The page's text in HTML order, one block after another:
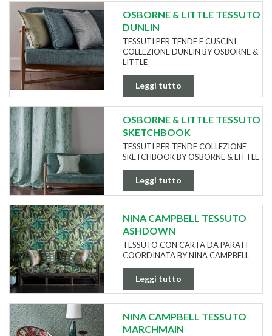
OSBORNE & LITTLE TESSUTO
DUNLIN
TESSUTI PER TENDE E CUSCINI
COLLEZIONE DUNLIN BY OSBORNE &
LITTLE
Leggi tutto
OSBORNE & LITTLE TESSUTO
SKETCHBOOK
TESSUTI PER TENDE COLLEZIONE
SKETCHBOOK BY OSBORNE & LITTLE
Leggi tutto
NINA CAMPBELL TESSUTO
ASHDOWN
TESSUTO CON CARTA DA PARATI
COORDINATA BY NINA CAMPBELL
Leggi tutto
NINA CAMPBELL TESSUTO
MARCHMAIN